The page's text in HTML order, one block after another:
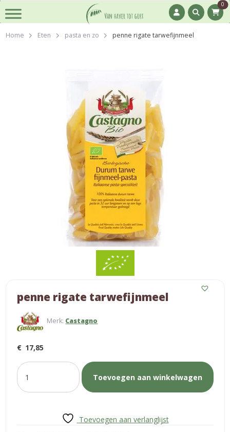
0
Home Eten pasta en zo penne rigate tarwefijnmeel
penne rigate tarwefijnmeel
Merk: Castagno
€ 17,85
penne
rigate
tarwefijnmeel
Toevoegen aan winkelwagen
Toevoegen aan verlanglijst